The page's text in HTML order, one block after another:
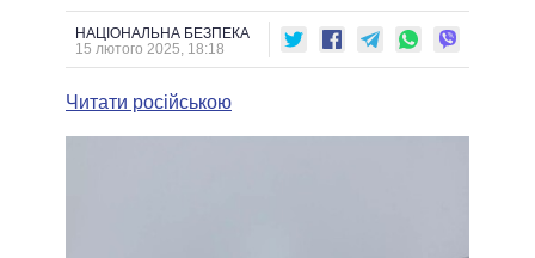
ДАЙДЖЕСТИ
ВЕРХОВНА РАДА
КАБІНЕТ МІНІСТРІВ
ГОЛОВИ ОБЛАДМІНІСТРАЦІЙ
МЕРИ МІСТ
ВІДЕО
ПІДТРИМАТИ
ПОРІВНЯННЯ ПОЛІТИКІВ
НАЦІОНАЛЬНА БЕЗПЕКА
15 лютого 2025, 18:18
Читати російською